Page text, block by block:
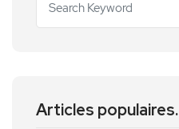
Articles populaires.